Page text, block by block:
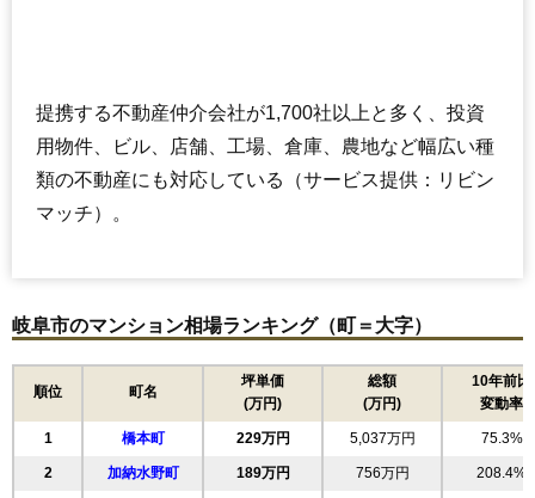
提携する不動産仲介会社が1,700社以上と多く、投資
用物件、ビル、店舗、工場、倉庫、農地など幅広い種
類の不動産にも対応している（サービス提供：リビン
マッチ）。
岐阜市のマンション相場ランキング（町＝大字）
順位 町名
坪単価
(万円)
総額
(万円)
10年前比
変動率
1 橋本町 229万円 5,037万円 75.3%
2 加納水野町 189万円 756万円 208.4%